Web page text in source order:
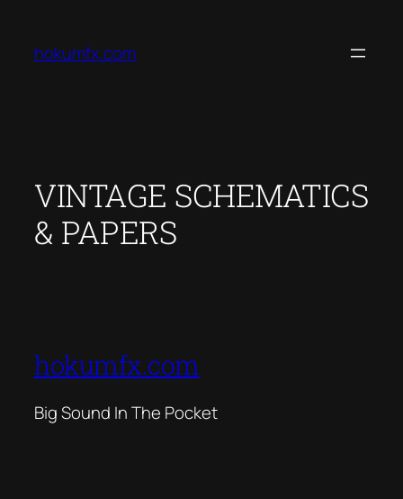
contenu
hokumfx.com
VINTAGE SCHEMATICS
& PAPERS
hokumfx.com
Big Sound In The Pocket